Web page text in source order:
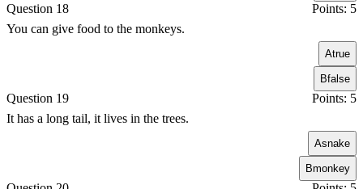
Question 18
Points: 5
You can give food to the monkeys.
Atrue
Bfalse
Question 19
Points: 5
It has a long tail, it lives in the trees.
Asnake
Bmonkey